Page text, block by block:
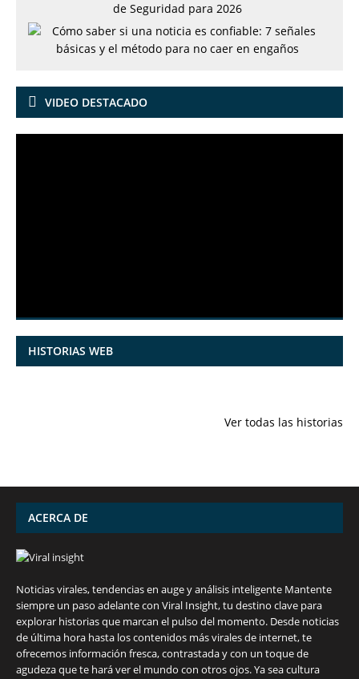
VIDEO DESTACADO
HISTORIAS WEB
Ver todas las historias
años
julio: Playas de
¡más!
ocultas del
ACERCA DE
Noticias virales, tendencias en auge y análisis inteligente Mantente
siempre un paso adelante con Viral Insight, tu destino clave para
explorar historias que marcan el pulso del momento. Desde noticias
de última hora hasta los contenidos más virales de internet, te
ofrecemos información fresca, contrastada y con un toque de
agudeza que te hará ver el mundo con otros ojos. Ya sea cultura